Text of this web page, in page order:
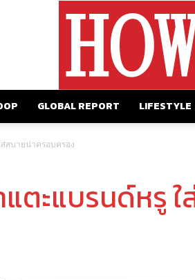
GLOBAL REPORT LIFESTYLE
สบายน่าครอบครอง
ตะแบรนด์หรู